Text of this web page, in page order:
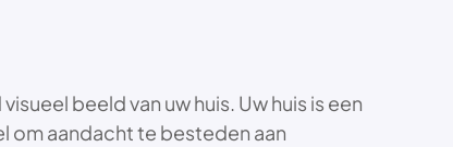
beeld van uw huis. Uw huis is een
om aandacht te besteden aan